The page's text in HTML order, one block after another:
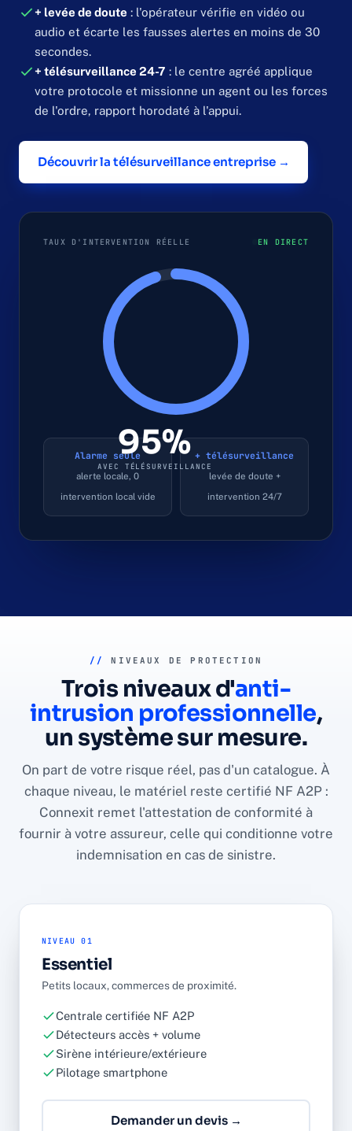
+ levée de doute : l'opérateur vérifie en vidéo ou
audio et écarte les fausses alertes en moins de 30
secondes.
+ télésurveillance 24-7 : le centre agréé applique
votre protocole et missionne un agent ou les forces
de l'ordre, rapport horodaté à l'appui.
Découvrir la télésurveillance entreprise →
TAUX D'INTERVENTION RÉELLE EN DIRECT
95%
AVEC TÉLÉSURVEILLANCE
Alarme seule
alerte locale, 0
intervention local vide
+ télésurveillance
levée de doute +
intervention 24/7
// NIVEAUX DE PROTECTION
Trois niveaux d'anti-
intrusion professionnelle,
un système sur mesure.
On part de votre risque réel, pas d'un catalogue. À
chaque niveau, le matériel reste certifié NF A2P :
Connexit remet l'attestation de conformité à
fournir à votre assureur, celle qui conditionne votre
indemnisation en cas de sinistre.
NIVEAU 01
Essentiel
Petits locaux, commerces de proximité.
Centrale certifiée NF A2P
Détecteurs accès + volume
Sirène intérieure/extérieure
Pilotage smartphone
Demander un devis →